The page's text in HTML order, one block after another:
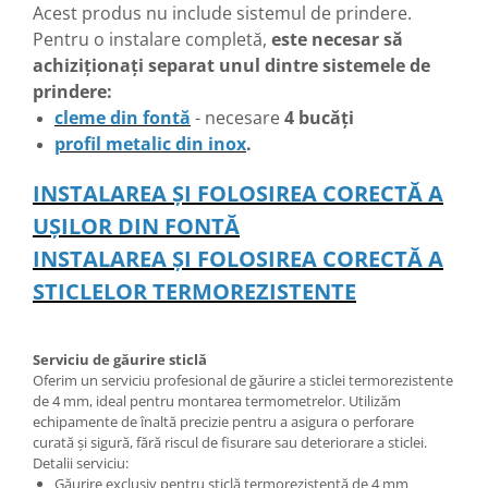
Acest produs nu include sistemul de prindere.
Pentru o instalare completă, este necesar să
achiziționați separat unul dintre sistemele de
prindere:
cleme din fontă - necesare4 bucăți
profil metalic din inox.
INSTALAREA ȘI FOLOSIREA CORECTĂ A
UȘILOR DIN FONTĂ
INSTALAREA ȘI FOLOSIREA CORECTĂ A
STICLELOR TERMOREZISTENTE
Serviciu de găurire sticlă
Oferim un serviciu profesional de găurire a sticlei termorezistente
de 4 mm, ideal pentru montarea termometrelor. Utilizăm
echipamente de înaltă precizie pentru a asigura o perforare
curată și sigură, fără riscul de fisurare sau deteriorare a sticlei.
Detalii serviciu:
Găurire exclusiv pentru sticlă termorezistentă de 4 mm